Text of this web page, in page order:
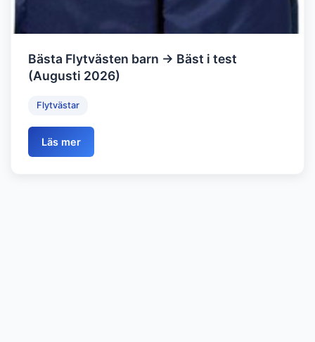
Bästa Flytvästen barn → Bäst i test
(Augusti 2026)
Flytvästar
Läs mer